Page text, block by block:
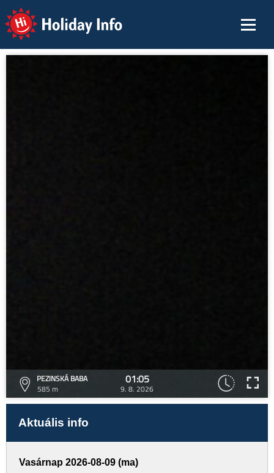
Holiday Info
PEZINSKÁ BABA
585 m
01:05
9. 8. 2026
Aktuális info
Vasárnap 2026-08-09 (ma)